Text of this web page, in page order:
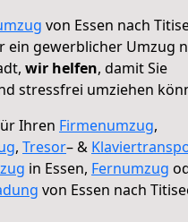
von Essen nach
ein gewerblicher Umzug
wir helfen, damit Sie
stressfrei umziehen
Ihren Firmenumzug,
, Tresor– &
in Essen, Fernumzug
von Essen nach